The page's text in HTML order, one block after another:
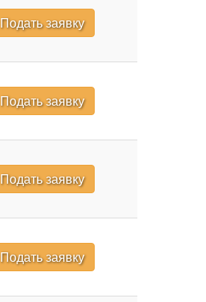
Подать заявку
Подать заявку
Подать заявку
Подать заявку